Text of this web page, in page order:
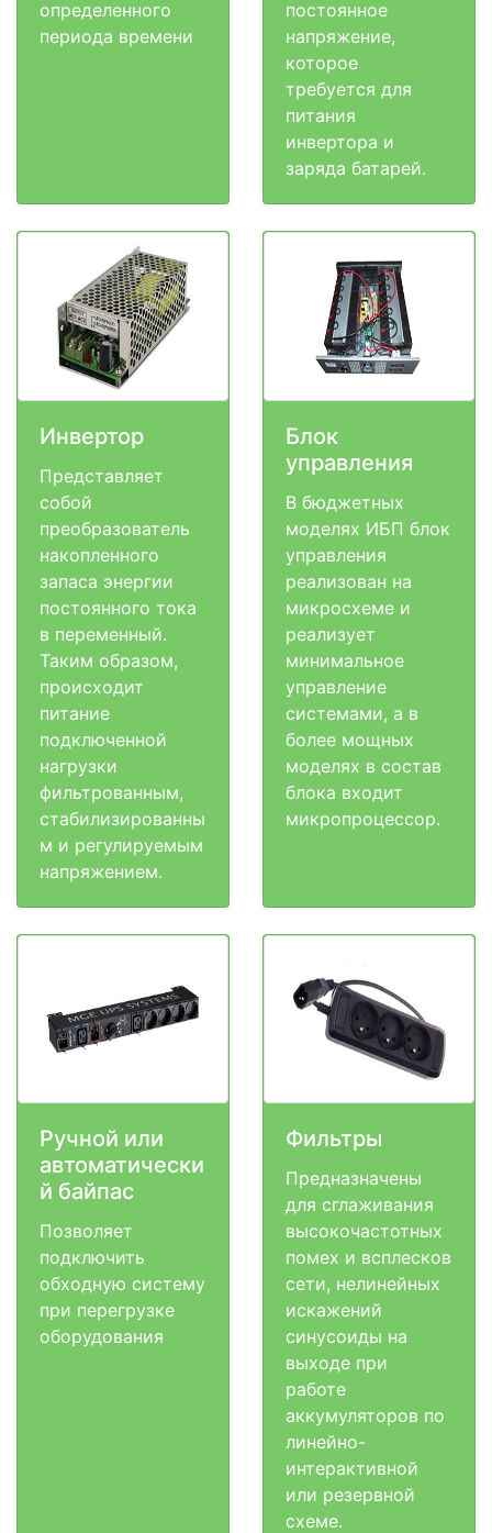
определенного
периода времени
постоянное
напряжение,
которое
требуется для
питания
инвертора и
заряда батарей.
Инвертор
Представляет
собой
преобразователь
накопленного
запаса энергии
постоянного тока
в переменный.
Таким образом,
происходит
питание
подключенной
нагрузки
фильтрованным,
стабилизированны
м и регулируемым
напряжением.
Блок
управления
В бюджетных
моделях ИБП блок
управления
реализован на
микросхеме и
реализует
минимальное
управление
системами, а в
более мощных
моделях в состав
блока входит
микропроцессор.
Ручной или
автоматически
й байпас
Позволяет
подключить
обходную систему
при перегрузке
оборудования
Фильтры
Предназначены
для сглаживания
высокочастотных
помех и всплесков
сети, нелинейных
искажений
синусоиды на
выходе при
работе
аккумуляторов по
линейно-
интерактивной
или резервной
схеме.